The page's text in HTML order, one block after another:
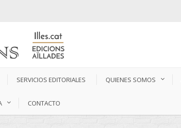
SERVICIOS EDITORIALES QUIENES SOMOS
CONTACTO